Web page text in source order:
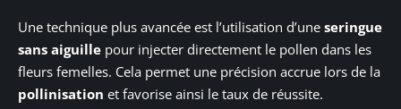
Une technique plus avancée est l’utilisation d’une seringue
sans aiguille pour injecter directement le pollen dans les
fleurs femelles. Cela permet une précision accrue lors de la
pollinisation et favorise ainsi le taux de réussite.